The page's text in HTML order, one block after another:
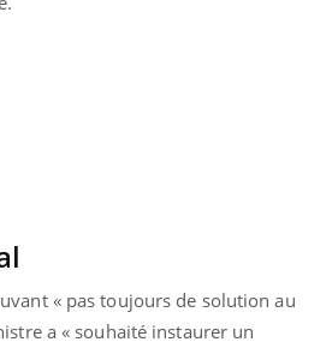
« pas toujours de solution au
a « souhaité instaurer un